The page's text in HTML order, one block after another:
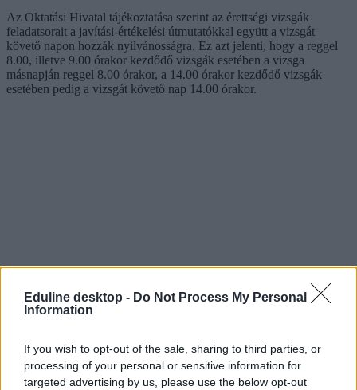
Eduline desktop - Do Not Process My Personal
Information
If you wish to opt-out of the sale, sharing to third parties, or
processing of your personal or sensitive information for
targeted advertising by us, please use the below opt-out
Az Oktatási Hivatal tájékoztatása szerint az érettségi vizsgák
feladatsorait a javítási-értékelési útmutatókkal együtt a vizsgát
követő napon hozzák nyilvánosságra. Ez azt jelenti, hogy a reggel
8.00, illetve 9.00 órakor kezdődő vizsgák esetében a vizsga
másnapján reggel 8.00 órakor, a 14.00 órakor kezdődő vizsgák
esetében pedig a vizsgát követő nap 14.00 órakor.
érettségi 2026
németérettségi